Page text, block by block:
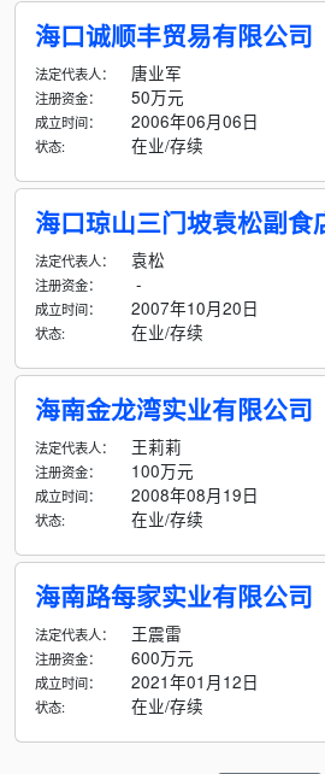
海口诚顺丰贸易有限公司
法定代表人： 唐业军
注册资金： 50万元
成立时间： 2006年06月06日
状态: 在业/存续
海口琼山三门坡袁松副食
法定代表人： 袁松
注册资金： -
成立时间： 2007年10月20日
状态: 在业/存续
海南金龙湾实业有限公司
法定代表人： 王莉莉
注册资金： 100万元
成立时间： 2008年08月19日
状态: 在业/存续
海南路每家实业有限公司
法定代表人： 王震雷
注册资金： 600万元
成立时间： 2021年01月12日
状态: 在业/存续